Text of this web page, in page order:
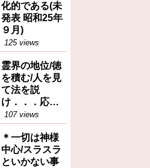
化的である(未
発表 昭和25年
９月)
125 views
霊界の地位/徳
を積む/人を見
て法を説
け．．．応身
（御垂示録16
号昭和27年12
月1日④）
107 views
＊一切は神様
中心/スラスラ
といかない事